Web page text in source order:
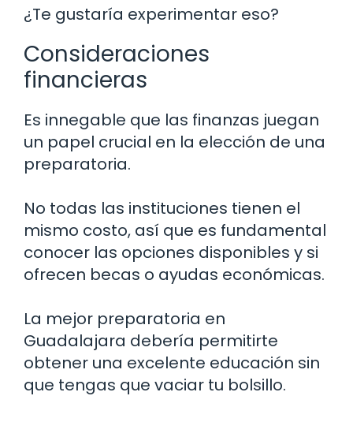
¿Te gustaría experimentar eso?
Consideraciones
financieras
Es innegable que las finanzas juegan
un papel crucial en la elección de una
preparatoria.
No todas las instituciones tienen el
mismo costo, así que es fundamental
conocer las opciones disponibles y si
ofrecen becas o ayudas económicas.
La mejor preparatoria en
Guadalajara debería permitirte
obtener una excelente educación sin
que tengas que vaciar tu bolsillo.